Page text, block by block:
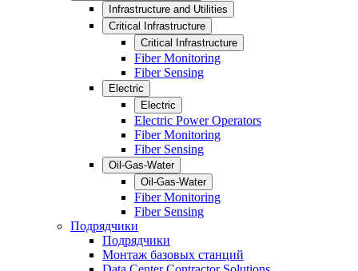
Infrastructure and Utilities
Critical Infrastructure
Critical Infrastructure
Fiber Monitoring
Fiber Sensing
Electric
Electric
Electric Power Operators
Fiber Monitoring
Fiber Sensing
Oil-Gas-Water
Oil-Gas-Water
Fiber Monitoring
Fiber Sensing
Подрядчики
Подрядчики
Монтаж базовых станций